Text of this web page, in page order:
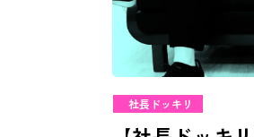
社長ドッキリ